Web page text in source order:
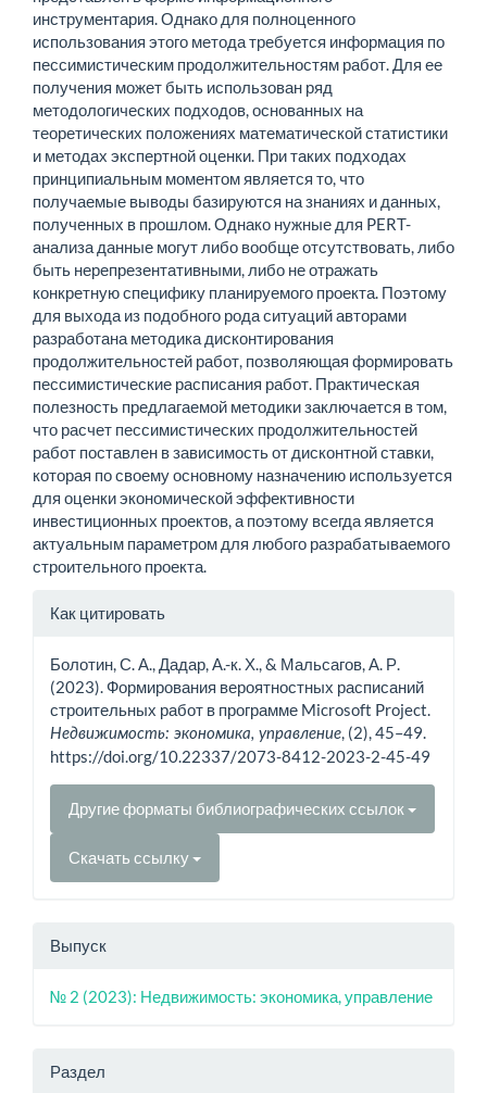
инструментария. Однако для полноценного
использования этого метода требуется информация по
пессимистическим продолжительностям работ. Для ее
получения может быть использован ряд
методологических подходов, основанных на
теоретических положениях математической статистики
и методах экспертной оценки. При таких подходах
принципиальным моментом является то, что
получаемые выводы базируются на знаниях и данных,
полученных в прошлом. Однако нужные для PERT-
анализа данные могут либо вообще отсутствовать, либо
быть нерепрезентативными, либо не отражать
конкретную специфику планируемого проекта. Поэтому
для выхода из подобного рода ситуаций авторами
разработана методика дисконтирования
продолжительностей работ, позволяющая формировать
пессимистические расписания работ. Практическая
полезность предлагаемой методики заключается в том,
что расчет пессимистических продолжительностей
работ поставлен в зависимость от дисконтной ставки,
которая по своему основному назначению используется
для оценки экономической эффективности
инвестиционных проектов, а поэтому всегда является
актуальным параметром для любого разрабатываемого
строительного проекта.
Информация
Как цитировать
Болотин, С. А., Дадар, А.-к. Х., & Мальсагов, А. Р.
(2023). Формирования вероятностных расписаний
строительных работ в программе Microsoft Project.
Недвижимость: экономика, управление , (2), 45–49.
https://doi.org/10.22337/2073-8412-2023-2-45-49
Другие форматы библиографических ссылок
Скачать ссылку
Выпуск
№ 2 (2023): Недвижимость: экономика, управление
Раздел